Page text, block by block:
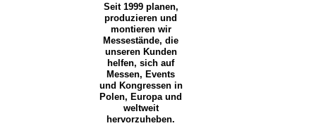
Seit 1999 planen,
produzieren und
montieren wir
Messestände, die
unseren Kunden
helfen, sich auf
Messen, Events
und Kongressen in
Polen, Europa und
weltweit
hervorzuheben.